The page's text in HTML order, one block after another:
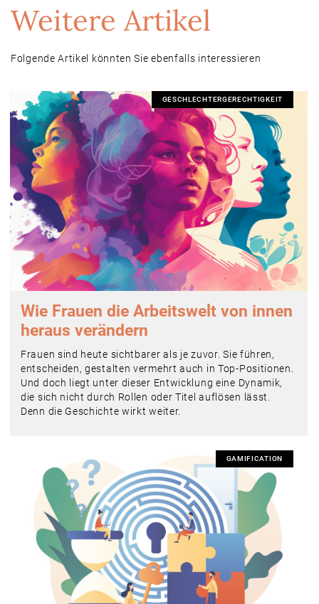
Weitere Artikel
Folgende Artikel könnten Sie ebenfalls interessieren
GESCHLECHTERGERECHTIGKEIT
Wie Frauen die Arbeitswelt von innen
heraus verändern
Frauen sind heute sichtbarer als je zuvor. Sie führen,
entscheiden, gestalten vermehrt auch in Top-Positionen.
Und doch liegt unter dieser Entwicklung eine Dynamik,
die sich nicht durch Rollen oder Titel auflösen lässt.
Denn die Geschichte wirkt weiter.
GAMIFICATION